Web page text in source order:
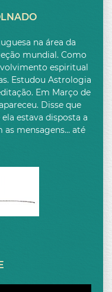
na área da
mundial. Como
espiritual
Estudou Astrologia
Em Março de
Disse que
estava disposta a
as mensagens… até